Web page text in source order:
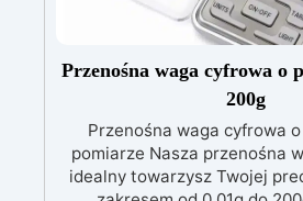
Przenośna waga cyfrowa o
200g
Przenośna waga cyfrowa
pomiarze Nasza przenośna
idealny towarzysz Twojej